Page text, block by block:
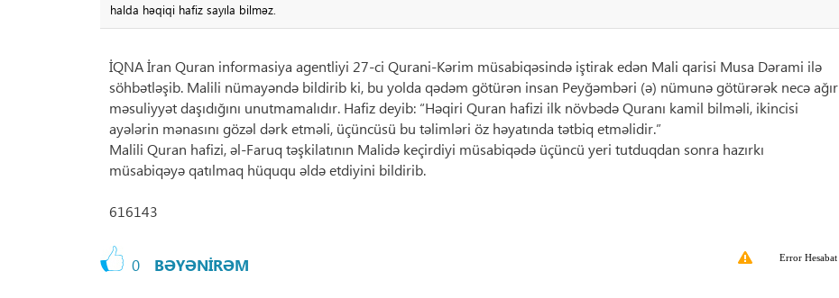
halda həqiqi hafiz sayıla bilməz.
İQNA İran Quran informasiya agentliyi 27-ci Qurani-Kərim müsabiqəsində iştirak edən Mali qarisi Musa Dərami ilə
söhbətləşib. Malili nümayəndə bildirib ki, bu yolda qədəm götürən insan Peyğəmbəri (ə) nümunə götürərək necə ağır
məsuliyyət daşıdığını unutmamalıdır. Hafiz deyib: “Həqiri Quran hafizi ilk növbədə Quranı kamil bilməli, ikincisi
ayələrin mənasını gözəl dərk etməli, üçüncüsü bu təlimləri öz həyatında tətbiq etməlidir.”
Malili Quran hafizi, əl-Faruq təşkilatının Malidə keçirdiyi müsabiqədə üçüncü yeri tutduqdan sonra hazırkı
müsabiqəyə qatılmaq hüququ əldə etdiyini bildirib.
616143
0 BƏYƏNİRƏM Error Hesabat